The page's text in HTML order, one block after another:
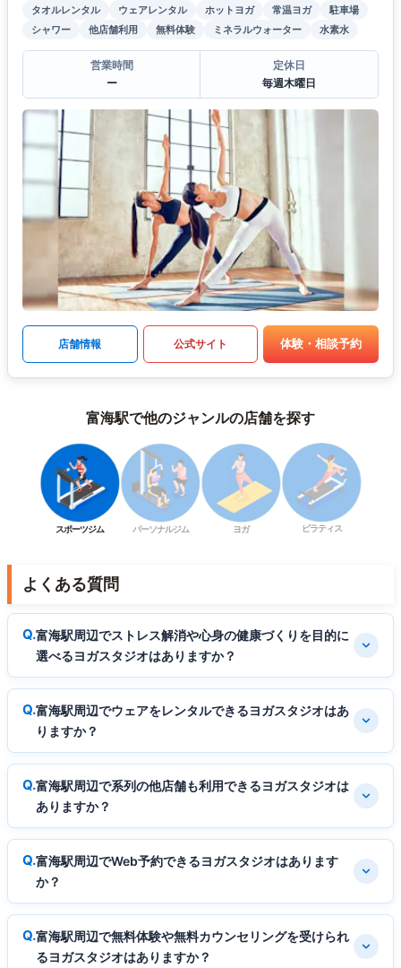
タオルレンタル ウェアレンタル ホットヨガ 常温ヨガ
駐車場
シャワー
他店舗利用 無料体験 ミネラルウォーター 水素水
営業時間
ー
定休日
毎週木曜日
店舗情報 公式サイト 体験・相談予約
富海駅で他のジャンルの店舗を探す
スポーツジム パーソナルジム ヨガ ピラティス
よくある質問
富海駅周辺でストレス解消や心身の健康づくりを目的に
選べるヨガスタジオはありますか？
富海駅周辺でウェアをレンタルできるヨガスタジオはあ
りますか？
富海駅周辺で系列の他店舗も利用できるヨガスタジオは
ありますか？
富海駅周辺でWeb予約できるヨガスタジオはあります
か？
富海駅周辺で無料体験や無料カウンセリングを受けられ
るヨガスタジオはありますか？